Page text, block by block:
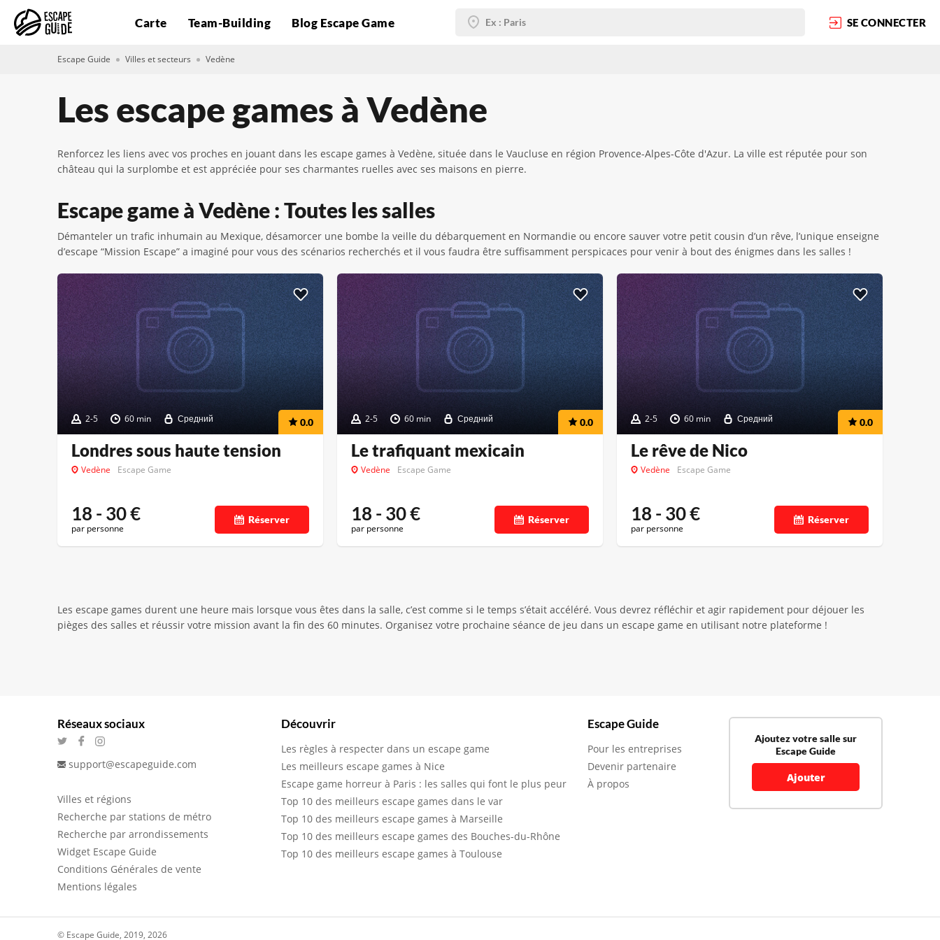
Carte Team-Building Blog Escape Game SE CONNECTER
Escape Guide Villes et secteurs Vedène
Les escape games à Vedène
Renforcez les liens avec vos proches en jouant dans les escape games à Vedène, située dans le Vaucluse en région Provence-Alpes-Côte d'Azur. La ville est réputée pour son
château qui la surplombe et est appréciée pour ses charmantes ruelles avec ses maisons en pierre.
Escape game à Vedène : Toutes les salles
Démanteler un trafic inhumain au Mexique, désamorcer une bombe la veille du débarquement en Normandie ou encore sauver votre petit cousin d’un rêve, l’unique enseigne
d’escape “Mission Escape” a imaginé pour vous des scénarios recherchés et il vous faudra être suffisamment perspicaces pour venir à bout des énigmes dans les salles !
2-5 60 min Средний 0.0
Londres sous haute tension
Vedène Escape Game
18 - 30€
par personne
Réserver
2-5 60 min Средний 0.0
Le trafiquant mexicain
Vedène Escape Game
18 - 30€
par personne
Réserver
2-5 60 min Средний 0.0
Le rêve de Nico
Vedène Escape Game
18 - 30€
par personne
Réserver
Les escape games durent une heure mais lorsque vous êtes dans la salle, c’est comme si le temps s’était accéléré. Vous devrez réfléchir et agir rapidement pour déjouer les
pièges des salles et réussir votre mission avant la fin des 60 minutes. Organisez votre prochaine séance de jeu dans un escape game en utilisant notre plateforme !
Réseaux sociaux
support@escapeguide.com
Villes et régions
Recherche par stations de métro
Recherche par arrondissements
Widget Escape Guide
Conditions Générales de vente
Mentions légales
Découvrir
Les règles à respecter dans un escape game
Les meilleurs escape games à Nice
Escape game horreur à Paris : les salles qui font le plus peur
Top 10 des meilleurs escape games dans le var
Top 10 des meilleurs escape games à Marseille
Top 10 des meilleurs escape games des Bouches-du-Rhône
Top 10 des meilleurs escape games à Toulouse
Escape Guide
Pour les entreprises
Devenir partenaire
À propos
Ajoutez votre salle sur
Escape Guide
Ajouter
© Escape Guide, 2019, 2026